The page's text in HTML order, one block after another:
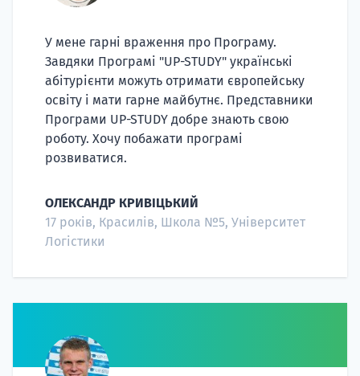
У мене гарні враження про Програму.
Завдяки Програмі "UP-STUDY" українські
абітурієнти можуть отримати європейську
освіту і мати гарне майбутнє. Представники
Програми UP-STUDY добре знають свою
роботу. Хочу побажати програмі
розвиватися.
ОЛЕКСАНДР КРИВІЦЬКИЙ
17 років, Красилів, Школа №5, Університет
Логістики